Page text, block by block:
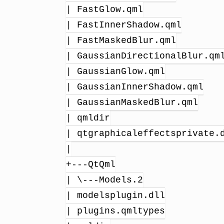
| FastGlow.qml
| FastInnerShadow.qml
| FastMaskedBlur.qml
|
| GaussianGlow.qml
| GaussianInnerShadow.qml
| GaussianMaskedBlur.qml
| qmldir
|
+---QtQml
| \---Models.2
| modelsplugin.dll
| plugins.qmltypes